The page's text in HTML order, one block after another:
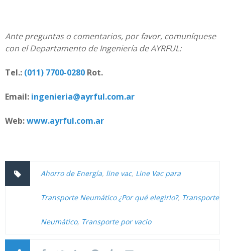
Ante preguntas o comentarios, por favor, comuníquese
con el Departamento de Ingeniería de AYRFUL:
Tel.: (011) 7700-0280 Rot.
Email: ingenieria@ayrful.com.ar
Web:www.ayrful.com.ar
Ahorro de Energía, line vac, Line Vac para
Transporte Neumático ¿Por qué elegirlo?, Transporte
Neumático, Transporte por vacio